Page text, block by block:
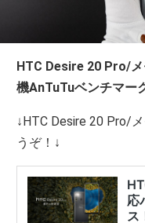
HTC Desire 20 Pro/
機AnTuTuベンチマー
↓HTC Desire 20 Pro/
うぞ！↓